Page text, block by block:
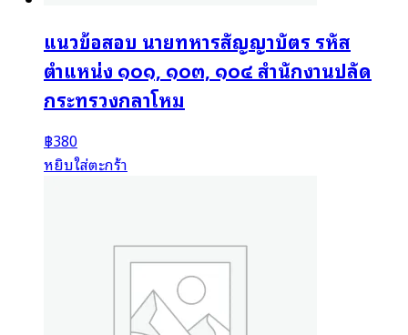
แนวข้อสอบ นายทหารสัญญาบัตร รหัส
ตำแหน่ง ๑๐๑, ๑๐๓, ๑๐๔ สำนักงานปลัด
กระทรวงกลาโหม
฿380
หยิบใส่ตะกร้า